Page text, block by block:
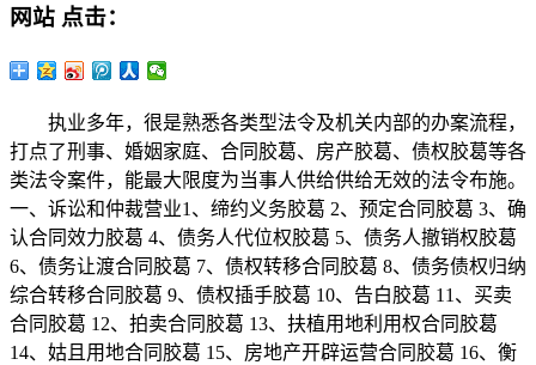
网站 点击：
执业多年，很是熟悉各类型法令及机关内部的办案流程，
打点了刑事、婚姻家庭、合同胶葛、房产胶葛、债权胶葛等各
类法令案件，能最大限度为当事人供给供给无效的法令布施。
一、诉讼和仲裁营业1、缔约义务胶葛 2、预定合同胶葛 3、确
认合同效力胶葛 4、债务人代位权胶葛 5、债务人撤销权胶葛
6、债务让渡合同胶葛 7、债权转移合同胶葛 8、债务债权归纳
综合转移合同胶葛 9、债权插手胶葛 10、告白胶葛 11、买卖
合同胶葛 12、拍卖合同胶葛 13、扶植用地利用权合同胶葛
14、姑且用地合同胶葛 15、房地产开辟运营合同胶葛 16、衡